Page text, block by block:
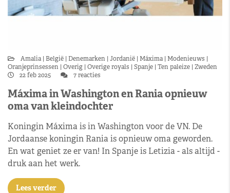
Amalia België Denemarken Jordanië Máxima Modenieuws
Oranjeprinsessen Overig Overige royals Spanje Ten paleize Zweden
22 feb 2025
7 reacties
Máxima in Washington en Rania opnieuw
oma van kleindochter
Koningin Máxima is in Washington voor de VN. De
Jordaanse koningin Rania is opnieuw oma geworden.
En wat geniet ze er van! In Spanje is Letizia - als altijd -
druk aan het werk.
Lees verder